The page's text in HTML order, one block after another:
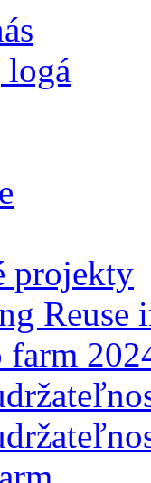
projekty
Reuse
farm